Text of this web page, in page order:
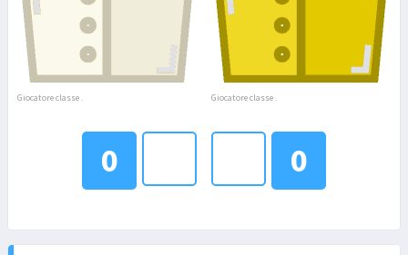
Giocatore classe . Giocatore classe .
0 0